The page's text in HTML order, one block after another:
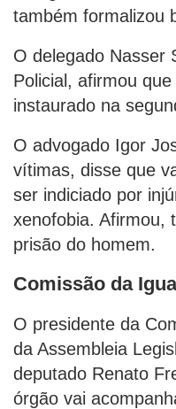
também formalizou
O delegado Nasser
Policial, afirmou
instaurado na
O advogado Igor
vítimas, disse que
ser indiciado por
xenofobia. Afirmou,
prisão do homem.
Comissão da
O presidente da
da Assembleia
deputado Renato
órgão vai